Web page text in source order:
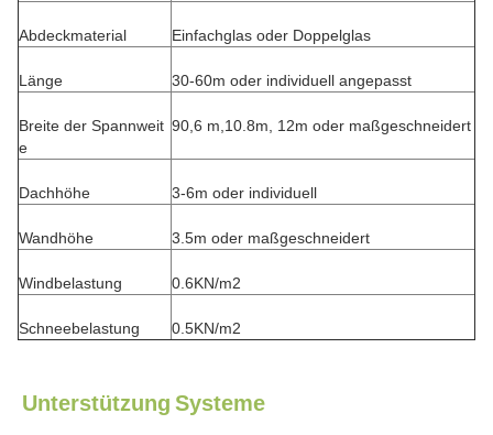
Abdeckmaterial Einfachglas oder Doppelglas
Länge 30-60m oder individuell angepasst
Breite der Spannweit
e
90,6 m,10.8m, 12m oder maßgeschneidert
Dachhöhe 3-6m oder individuell
Wandhöhe 3.5m oder maßgeschneidert
Windbelastung 0.6KN/m2
Schneebelastung 0.5KN/m2
Unterstützung Systeme